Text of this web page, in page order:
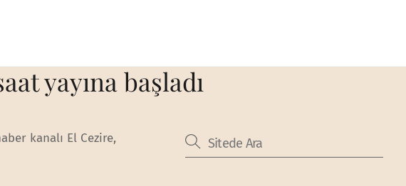
yayına başladı
kanalı El Cezire,